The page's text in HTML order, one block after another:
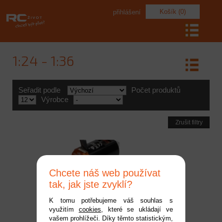
Košík (0)
přihlášení
1:24 - 1:36
Seřadit podle
Počet produktů
Výrobce
Zrušit filtry
Spektrum motor střídavý
Chcete náš web používat
tak, jak jste zvyklí?
K tomu potřebujeme váš souhlas s
využitím cookies, které se ukládají ve
vašem prohlížeči. Díky těmto statistickým,